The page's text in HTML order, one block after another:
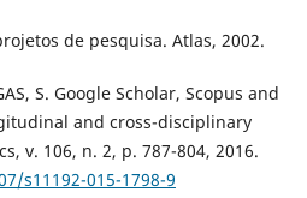
de pesquisa. Atlas, 2002.
S. Google Scholar, Scopus and
and cross-disciplinary
v. 106, n. 2, p. 787-804, 2016.
s11192-015-1798-9